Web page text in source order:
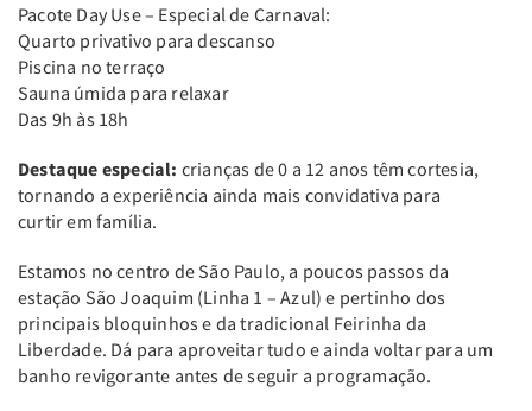
Pacote Day Use – Especial de Carnaval:
Quarto privativo para descanso
Piscina no terraço
Sauna úmida para relaxar
Das 9h às 18h
Destaque especial: crianças de 0 a 12 anos têm cortesia,
tornando a experiência ainda mais convidativa para
curtir em família.
Estamos no centro de São Paulo, a poucos passos da
estação São Joaquim (Linha 1 – Azul) e pertinho dos
principais bloquinhos e da tradicional Feirinha da
Liberdade. Dá para aproveitar tudo e ainda voltar para um
banho revigorante antes de seguir a programação.